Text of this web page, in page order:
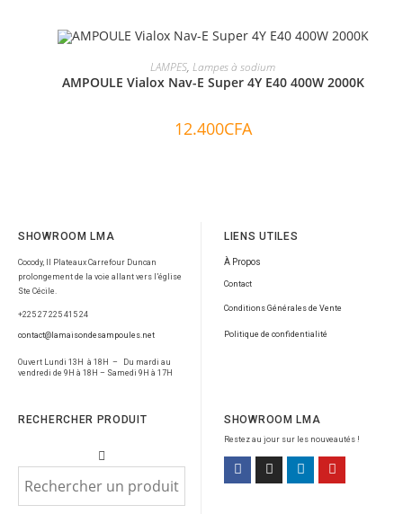
ADD TO CART
LAMPES, Lampes à sodium
AMPOULE Vialox Nav-E Super 4Y E40 400W 2000K
12.400CFA
SHOWROOM LMA
Cocody, II Plateaux Carrefour Duncan
prolongement de la voie allant vers l’église
Ste Cécile.
+225 27 225 415 24
contact@lamaisondesampoules.net
Ouvert Lundi 13H à 18H – Du mardi au
vendredi de 9H à 18H – Samedi 9H à 17H
LIENS UTILES
À Propos
Contact
Conditions Générales de Vente
Politique de confidentialité
RECHERCHER PRODUIT SHOWROOM LMA
Restez au jour sur les nouveautés !